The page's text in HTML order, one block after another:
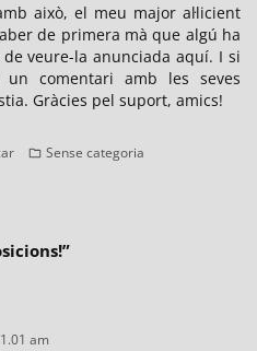
això, el meu major al·licient
de primera mà que algú ha
veure-la anunciada aquí. I si
comentari amb les seves
Gràcies pel suport, amics!
Categories
Sense categoria
”
am